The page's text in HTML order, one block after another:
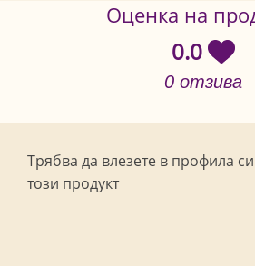
Оценка на
0.0
0 отзива
Трябва да влезете в профила
този продукт